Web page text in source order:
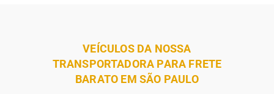
VEÍCULOS DA NOSSA
TRANSPORTADORA PARA FRETE
BARATO EM SÃO PAULO